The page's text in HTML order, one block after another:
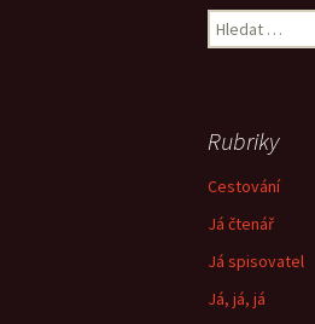
Vyhledávání
Rubriky
Cestování
Já čtenář
Já spisovatel
Já, já, já